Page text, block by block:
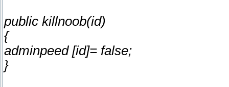
public killnoob(id)
{
adminpeed [id]= false;
}